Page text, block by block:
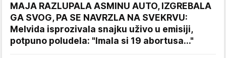
MAJA RAZLUPALA ASMINU AUTO, IZGREBALA
GA SVOG, PA SE NAVRZLA NA SVEKRVU:
Melvida isprozivala snajku uživo u emisiji,
potpuno poludela: "Imala si 19 abortusa..."